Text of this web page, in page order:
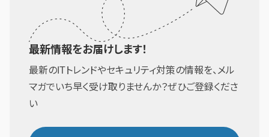
最新情報をお届けします！
最新のITトレンドやセキュリティ対策の情報を、メル
マガでいち早く受け取りませんか？ぜひご登録くださ
い